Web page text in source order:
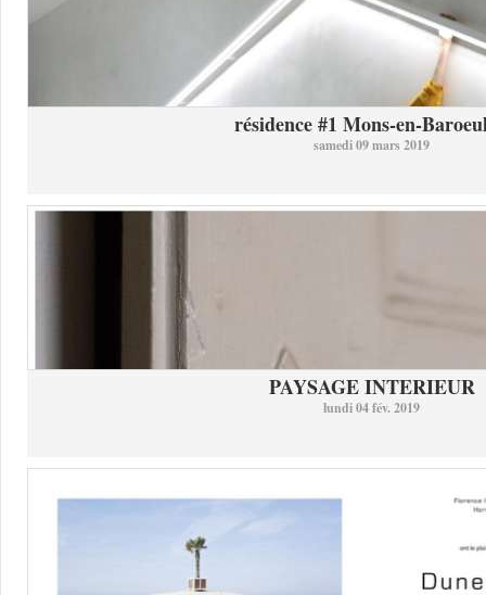
résidence #1 Mons-en-
samedi 09 mars 2019
PAYSAGE INTERIEUR
lundi 04 fév. 2019